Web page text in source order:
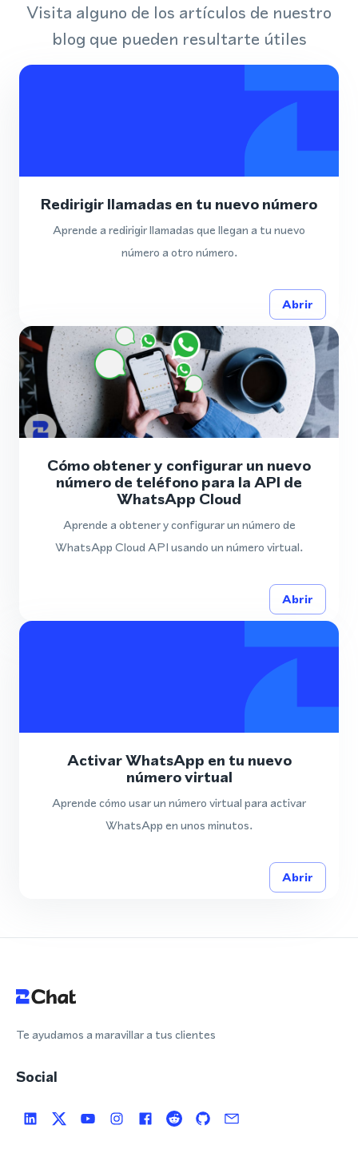
Visita alguno de los artículos de nuestro
blog que pueden resultarte útiles
Redirigir llamadas en tu nuevo número
Aprende a redirigir llamadas que llegan a tu nuevo
número a otro número.
Abrir
Cómo obtener y configurar un nuevo
número de teléfono para la API de
WhatsApp Cloud
Aprende a obtener y configurar un número de
WhatsApp Cloud API usando un número virtual.
Abrir
Activar WhatsApp en tu nuevo
número virtual
Aprende cómo usar un número virtual para activar
WhatsApp en unos minutos.
Abrir
Te ayudamos a maravillar a tus clientes
Social